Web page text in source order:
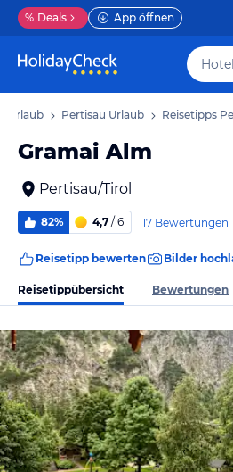
% Deals App öffnen
Urlaub Pertisau Urlaub Reisetipps
Gramai Alm
Pertisau/Tirol
82% 4,7 / 6 17 Bewertungen
Reisetipp bewerten Bilder
Reisetippübersicht Bewertungen